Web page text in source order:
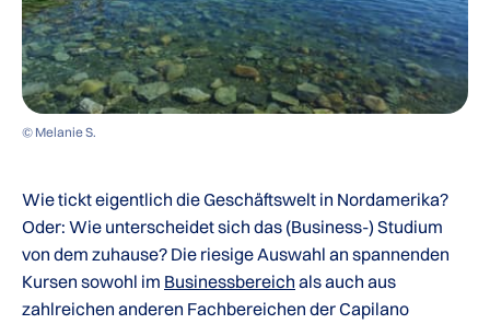
© Melanie S.
Wie tickt eigentlich die Geschäftswelt in Nordamerika?
Oder: Wie unterscheidet sich das (Business-) Studium
von dem zuhause? Die riesige Auswahl an spannenden
Kursen sowohl im Businessbereich als auch aus
zahlreichen anderen Fachbereichen der Capilano